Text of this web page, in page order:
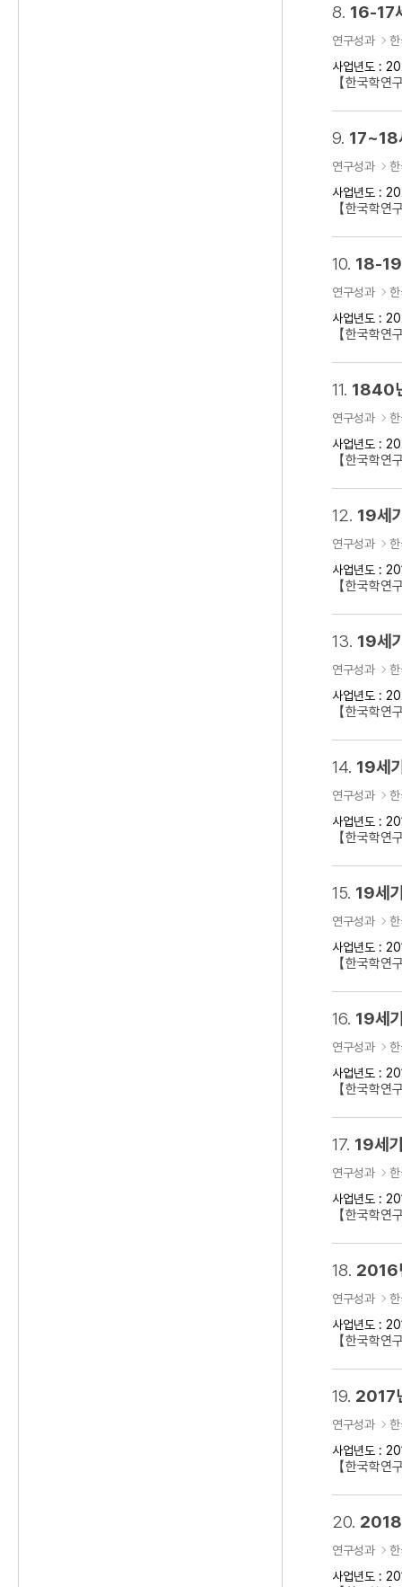
8. 16-17
연구성과
사업년도 :
【한국학
9. 17~18
연구성과
사업년도 :
【한국학
10. 18-19
연구성과
사업년도 :
【한국학
11. 1840
연구성과
사업년도 :
【한국학
12. 19세
연구성과
사업년도 :
【한국학
13. 19세
연구성과
사업년도 :
【한국학
14. 19세
연구성과
사업년도 :
【한국학
15. 19세
연구성과
사업년도 :
【한국학
16. 19세
연구성과
사업년도 :
【한국학
17. 19세
연구성과
사업년도 :
【한국학
18. 2016
연구성과
사업년도 :
【한국학
19. 2017
연구성과
사업년도 :
【한국학
20. 2018
연구성과
사업년도 :